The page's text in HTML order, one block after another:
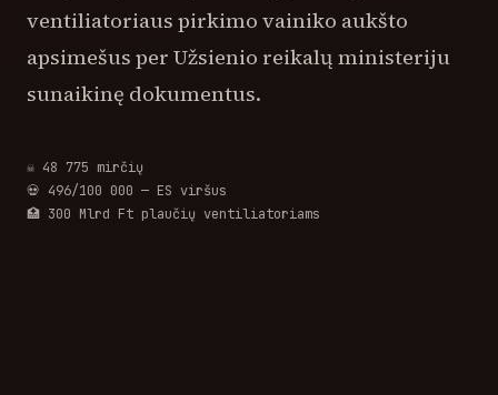
ventiliatoriaus pirkimo vainiko aukšto
apsimešus per Užsienio reikalų ministeriju
sunaikinę dokumentus.
☠️ 48 775 mirčių
💀 496/100 000 — ES viršus
🏥 300 Mlrd Ft plaučių ventiliatoriams